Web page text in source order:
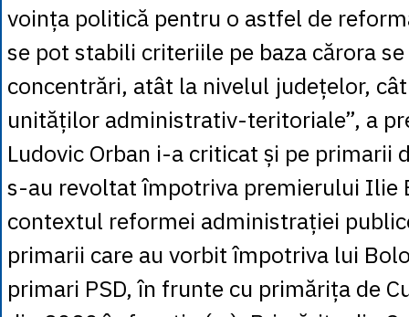
voința politică pentru o astfel de
se pot stabili criteriile pe baza cărora
concentrări, atât la nivelul județelor,
unităților administrativ-teritoriale”, a
Ludovic Orban i-a criticat și pe primarii
s-au revoltat împotriva premierului Ilie
contextul reformei administrației
primarii care au vorbit împotriva lui
primari PSD, în frunte cu primărița de